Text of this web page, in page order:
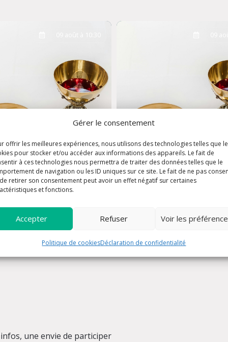
Gérer le consentement
offrir les meilleures expériences, nous utilisons des technologies telles que
pour stocker et/ou accéder aux informations des appareils. Le fait de
à ces technologies nous permettra de traiter des données telles que le
de navigation ou les ID uniques sur ce site. Le fait de ne pas
retirer son consentement peut avoir un effet négatif sur certaines
et fonctions.
Accepter Refuser Voir les
Politique de cookiesDéclaration de confidentialité
dominicale -
Saint-Louis
Messe dominicale -
une envie de participer